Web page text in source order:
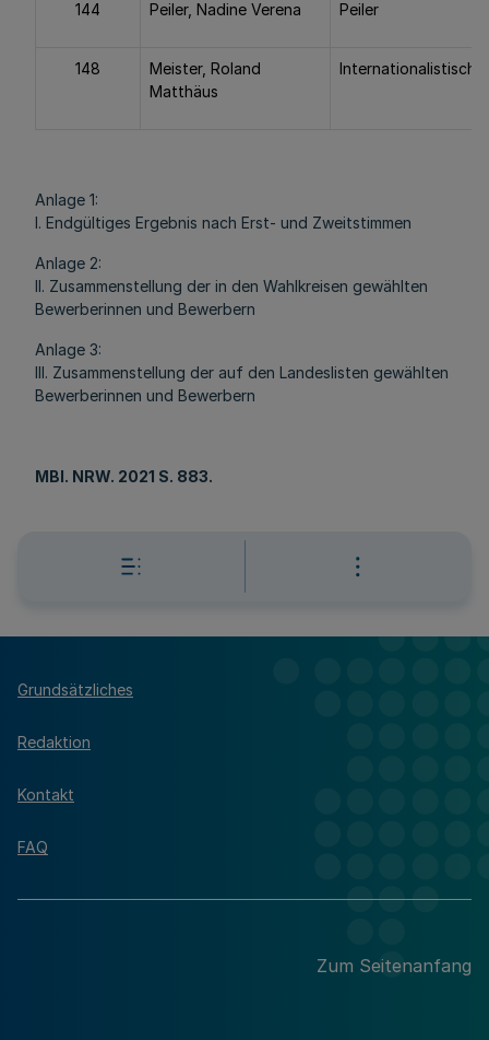
144 Peiler, Nadine Verena Peiler
148
Meister, Roland
Matthäus
Internationalistische
Anlage 1:
I. Endgültiges Ergebnis nach Erst- und Zweitstimmen
Anlage 2:
II. Zusammenstellung der in den Wahlkreisen gewählten
Bewerberinnen und Bewerbern
Anlage 3:
III. Zusammenstellung der auf den Landeslisten gewählten
Bewerberinnen und Bewerbern
MBl. NRW. 2021 S. 883.
Grundsätzliches
Redaktion
Kontakt
FAQ
Zum Seitenanfang